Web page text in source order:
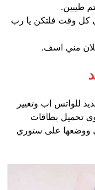
طيبين.
وقت فلتكن يا رب
مني اسف.
للواتس اب وتغيير
تحميل بطاقات
ووضعها على ستوري